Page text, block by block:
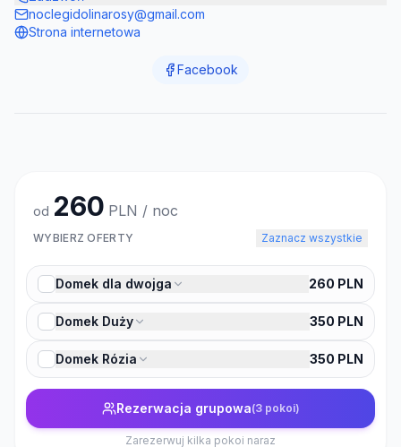
noclegidolinarosy@gmail.com
Strona internetowa
Facebook
od 260 PLN / noc
WYBIERZ OFERTY Zaznacz wszystkie
Domek dla dwojga 260 PLN
Domek Duży 350 PLN
Domek Rózia 350 PLN
Rezerwacja grupowa(3pokoi)
Zarezerwuj kilka pokoi naraz